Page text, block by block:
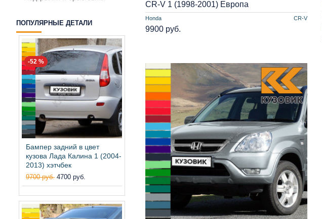
ПОПУЛЯРНЫЕ ДЕТАЛИ
-52 %
Бампер задний в цвет
кузова Лада Калина 1 (2004-
2013) хэтчбек
9700 руб. 4700 руб.
Honda CR-V
CR-V 1 (1998-2001) Европа
9900 руб.